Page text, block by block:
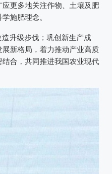
更多地关注作物、土壤及肥
施肥理念。
升级步伐；巩创新生产成
新格局，着力推动产业高质
合，共同推进我国农业现代